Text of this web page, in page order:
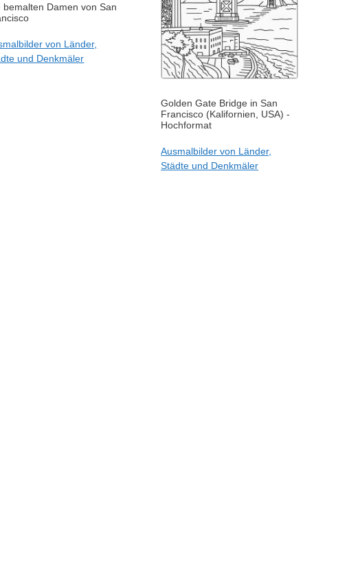
bemalten Damen von San
von Länder,
und Denkmäler
Golden Gate Bridge in San
Francisco (Kalifornien, USA) -
Hochformat
Ausmalbilder von Länder,
Städte und Denkmäler